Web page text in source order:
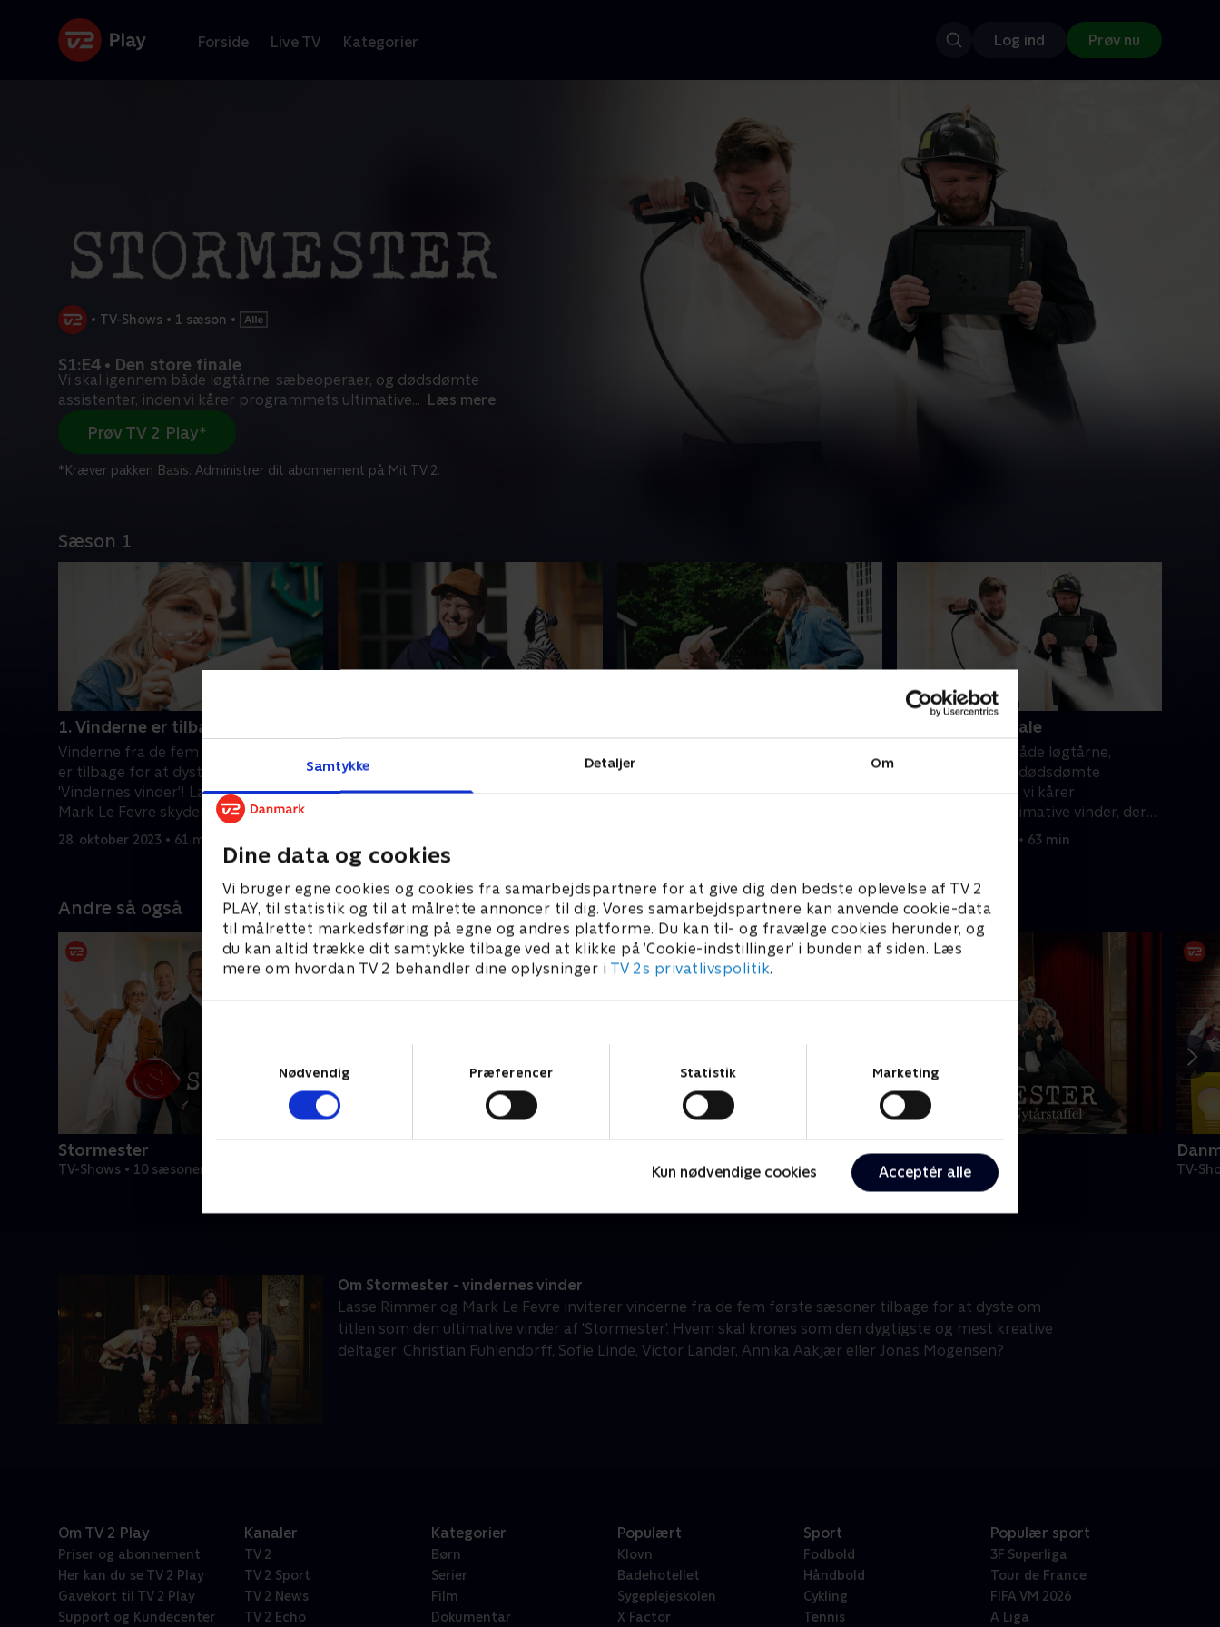
Samtykke Detaljer Om
Dine data og cookies
Vi bruger egne cookies og cookies fra samarbejdspartnere for at give dig den bedste oplevelse af TV 2
PLAY, til statistik og til at målrette annoncer til dig. Vores samarbejdspartnere kan anvende cookie-data
til målrettet markedsføring på egne og andres platforme. Du kan til- og fravælge cookies herunder, og
du kan altid trække dit samtykke tilbage ved at klikke på ’Cookie-indstillinger’ i bunden af siden. Læs
mere om hvordan TV 2 behandler dine oplysninger i TV 2s privatlivspolitik.
Nødvendig
Præferencer Statistik Marketing
Kun nødvendige cookies Acceptér alle
Forside Live TV Kategorier Log ind Prøv nu
• TV-Shows • 1 sæson •
S1:E4 • Den store finale
Vi skal igennem både løgtårne, sæbeoperaer, og dødsdømte
assistenter, inden vi kårer programmets ultimative... Læs mere
Prøv TV 2 Play*
*Kræver pakken Basis. Administrer dit abonnement på Mit TV 2.
Sæson 1
1. Vinderne er tilbage
Vinderne fra de fem første sæsoner
er tilbage for at dyste om titlen som
'Vindernes vinder'! Lasse Rimmer og
Mark Le Fevre skyder konkurrencen i
gang.
28. oktober 2023 • 61 min
vindere bliver udfordret af en yderst
brandfarlig prøve. Jonas Mogensen
tomat, en træsko, et firben og et
4. Den store finale
Vi skal igennem både løgtårne,
sæbeoperaer, og dødsdømte
assistenter, inden vi kårer
programmets ultimative vinder, der
også løber afsted med alle trofæerne.
18. november 2023 • 63 min
Andre så også
Stormester
TV-Shows • 10 sæsoner
Stormester - nytårsspecial
TV-Shows • 1 sæsoner TV-
Om Stormester - vindernes vinder
Lasse Rimmer og Mark Le Fevre inviterer vinderne fra de fem første sæsoner tilbage for at dyste om
titlen som den ultimative vinder af 'Stormester'. Hvem skal krones som den dygtigste og mest kreative
deltager; Christian Fuhlendorff, Sofie Linde, Victor Lander, Annika Aakjær eller Jonas Mogensen?
Om TV 2 Play
Priser og abonnement
Her kan du se TV 2 Play
Gavekort til TV 2 Play
Support og Kundecenter
Kanaler
TV 2
TV 2 Sport
TV 2 News
TV 2 Echo
Kategorier
Børn
Serier
Film
Dokumentar
Populært
Klovn
Badehotellet
Sygeplejeskolen
X Factor
Sport
Fodbold
Håndbold
Cykling
Tennis
Populær sport
3F Superliga
Tour de France
FIFA VM 2026
A Liga